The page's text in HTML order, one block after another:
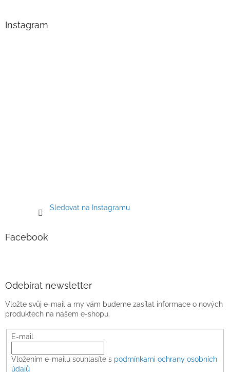
Instagram
Sledovat na Instagramu
Facebook
Odebírat newsletter
Vložte svůj e-mail a my vám budeme zasílat informace o nových
produktech na našem e-shopu.
E-mail
Vložením e-mailu souhlasíte s podmínkami ochrany osobních
údajů